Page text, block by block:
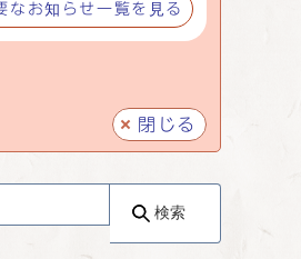
なお知らせ一覧を見る
閉じる
検索